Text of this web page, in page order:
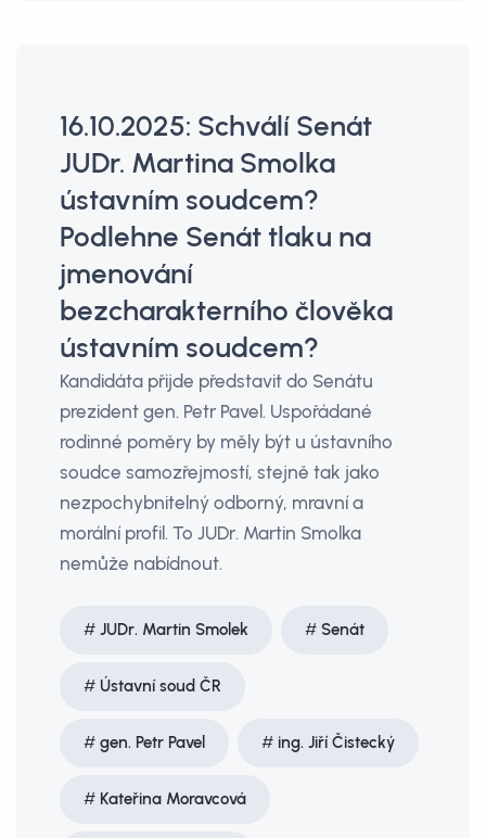
16.10.2025: Schválí Senát
JUDr. Martina Smolka
ústavním soudcem?
Podlehne Senát tlaku na
jmenování
bezcharakterního člověka
ústavním soudcem?
Kandidáta přijde představit do Senátu
prezident gen. Petr Pavel. Uspořádané
rodinné poměry by měly být u ústavního
soudce samozřejmostí, stejně tak jako
nezpochybnitelný odborný, mravní a
morální profil. To JUDr. Martin Smolka
nemůže nabídnout.
JUDr. Martin Smolek Senát
Ústavní soud ČR
gen. Petr Pavel ing. Jiří Čistecký
Kateřina Moravcová